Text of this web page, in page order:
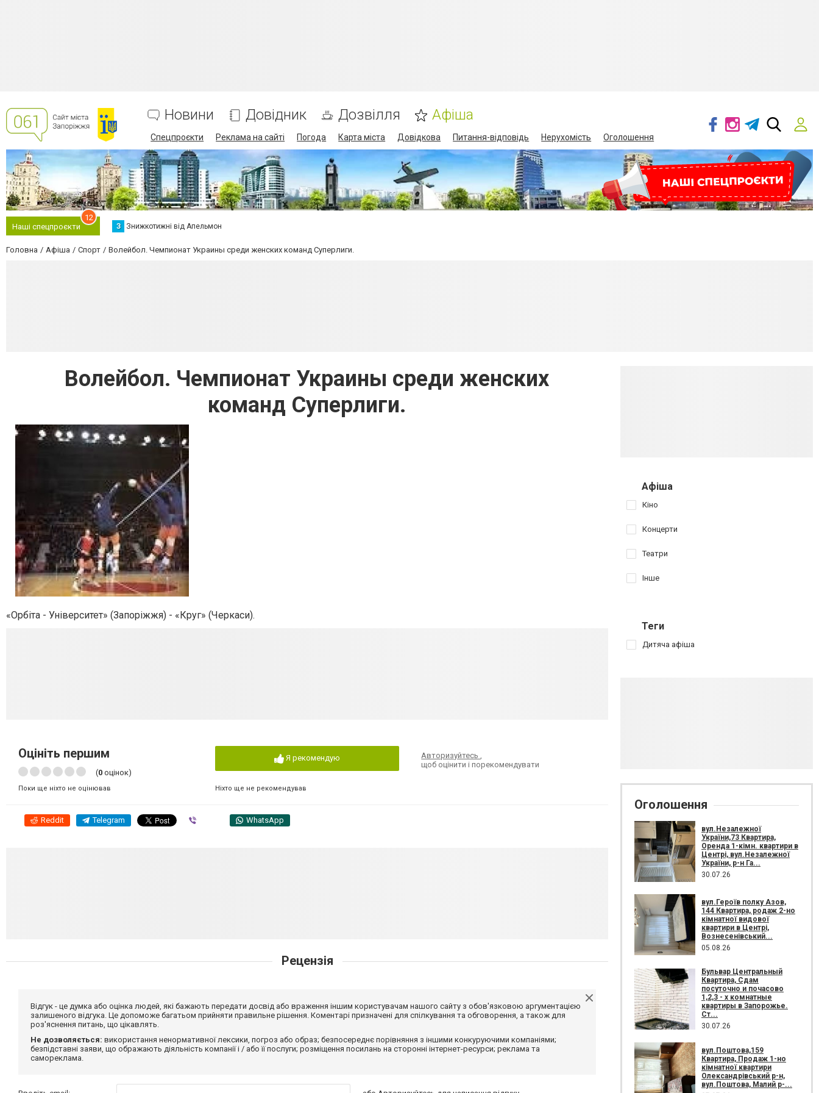
Новини Довідник Дозвілля Афіша
Спецпроєкти Реклама на сайті Погода Карта міста Довідкова Питання-відповідь Нерухомість Оголошення
Наші спецпроєкти
12
З Знижкотижні від Апельмон
Головна Афіша Спорт Волейбол. Чемпионат Украины среди женских команд Суперлиги.
Волейбол. Чемпионат Украины среди женских
команд Суперлиги.
«Орбіта - Університет» (Запоріжжя) - «Круг» (Черкаси).
Оцініть першим
(0 оцінок)
Поки ще ніхто не оцінював
Я рекомендую
Ніхто ще не рекомендував
Авторизуйтесь,
щоб оцінити і порекомендувати
Reddit Telegram WhatsApp
Рецензія
Відгук - це думка або оцінка людей, які бажають передати досвід або враження іншим користувачам нашого сайту з обов'язковою аргументацією
залишеного відгука. Це допоможе багатьом прийняти правильне рішення. Коментарі призначені для спілкування та обговорення, а також для
роз'яснення питань, що цікавлять.
Не дозволяється: використання ненормативної лексики, погроз або образ; безпосереднє порівняння з іншими конкуруючими компаніями;
безпідставні заяви, що ображають діяльність компанії і / або її послуги; розміщення посилань на сторонні інтернет-ресурси; реклама та
самореклама.
Афіша
Кіно
Концерти
Театри
Інше
Теги
Дитяча афіша
Оголошення
вул.Незалежної
України,73 Квартира,
Оренда 1-кімн. квартири в
Центрі, вул.Незалежної
України, р-н Га...
30.07.26
вул.Героїв полку Азов,
144 Квартира, родаж 2-но
кімнатної видової
квартири в Центрі,
Вознесенівський...
05.08.26
Бульвар Центральный
Квартира, Сдам
посуточно и почасово
1,2,3 - х комнатные
квартиры в Запорожье.
Ст...
30.07.26
вул.Поштова,159
Квартира, Продаж 1-но
кімнатної квартири
Олександрівський р-н,
вул.Поштова, Малий р-...